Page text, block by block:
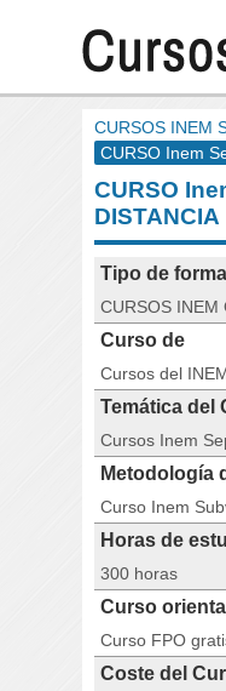
CURSOS INEM
CURSO Inem
CURSO
DISTANCIA
Tipo de
CURSOS INEM
Curso de
Cursos del
Temática del
Cursos Inem
Metodología
Curso Inem
Horas de
300 horas
Curso
Curso FPO
Coste del